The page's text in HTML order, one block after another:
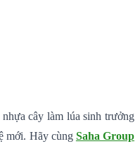
cây làm lúa sinh trưởng
mới. Hãy cùng Saha Group